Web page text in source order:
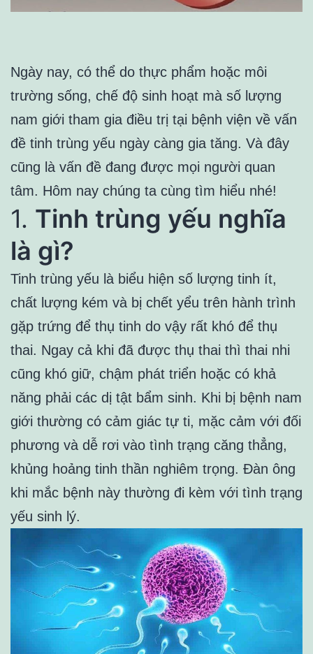
Ngày nay, có thể do thực phẩm hoặc môi
trường sống, chế độ sinh hoạt mà số lượng
nam giới tham gia điều trị tại bệnh viện về vấn
đề tinh trùng yếu ngày càng gia tăng. Và đây
cũng là vấn đề đang được mọi người quan
tâm. Hôm nay chúng ta cùng tìm hiểu nhé!
1. Tinh trùng yếu nghĩa
là gì?
Tinh trùng yếu là biểu hiện số lượng tinh ít,
chất lượng kém và bị chết yểu trên hành trình
gặp trứng để thụ tinh do vậy rất khó để thụ
thai. Ngay cả khi đã được thụ thai thì thai nhi
cũng khó giữ, chậm phát triển hoặc có khả
năng phải các dị tật bẩm sinh. Khi bị bệnh nam
giới thường có cảm giác tự ti, mặc cảm với đối
phương và dễ rơi vào tình trạng căng thẳng,
khủng hoảng tinh thần nghiêm trọng. Đàn ông
khi mắc bệnh này thường đi kèm với tình trạng
yếu sinh lý.